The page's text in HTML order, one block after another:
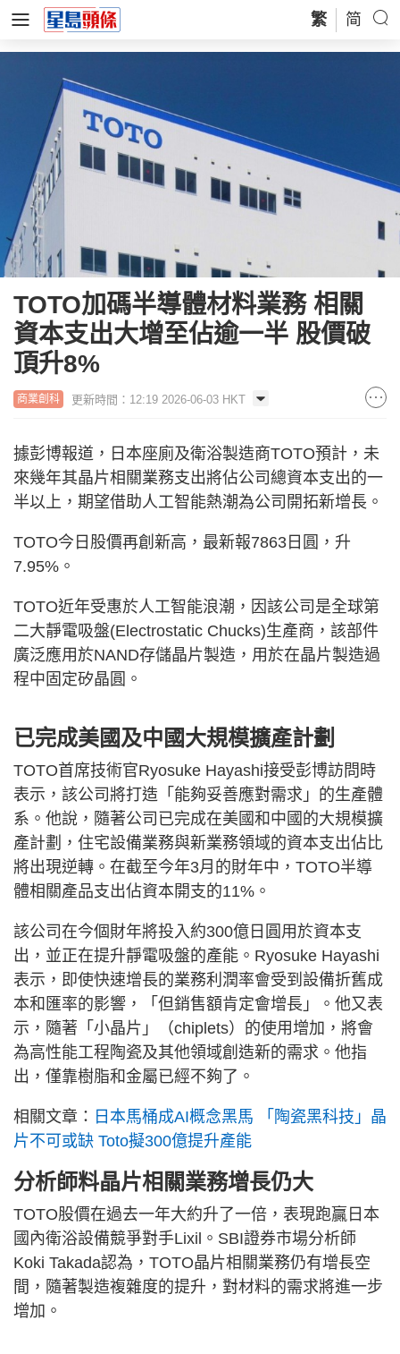
繁 简
TOTO加碼半導體材料業務 相關
資本支出大增至佔逾一半 股價破
頂升8%
商業創科 更新時間：12:19 2026-06-03 HKT
據彭博報道，日本座廁及衛浴製造商TOTO預計，未
來幾年其晶片相關業務支出將佔公司總資本支出的一
半以上，期望借助人工智能熱潮為公司開拓新增長。
TOTO今日股價再創新高，最新報7863日圓，升
7.95%。
TOTO近年受惠於人工智能浪潮，因該公司是全球第
二大靜電吸盤(Electrostatic Chucks)生產商，該部件
廣泛應用於NAND存儲晶片製造，用於在晶片製造過
程中固定矽晶圓。
已完成美國及中國大規模擴產計劃
TOTO首席技術官Ryosuke Hayashi接受彭博訪問時
表示，該公司將打造「能夠妥善應對需求」的生產體
系。他說，隨著公司已完成在美國和中國的大規模擴
產計劃，住宅設備業務與新業務領域的資本支出佔比
將出現逆轉。在截至今年3月的財年中，TOTO半導
體相關產品支出佔資本開支的11%。
該公司在今個財年將投入約300億日圓用於資本支
出，並正在提升靜電吸盤的產能。Ryosuke Hayashi
表示，即使快速增長的業務利潤率會受到設備折舊成
本和匯率的影響，「但銷售額肯定會增長」。他又表
示，隨著「小晶片」（chiplets）的使用增加，將會
為高性能工程陶瓷及其他領域創造新的需求。他指
出，僅靠樹脂和金屬已經不夠了。
相關文章： 日本馬桶成AI概念黑馬 「陶瓷黑科技」晶
片不可或缺 Toto擬300億提升產能
分析師料晶片相關業務增長仍大
TOTO股價在過去一年大約升了一倍，表現跑贏日本
國內衛浴設備競爭對手Lixil。SBI證券市場分析師
Koki Takada認為，TOTO晶片相關業務仍有增長空
間，隨著製造複雜度的提升，對材料的需求將進一步
增加。